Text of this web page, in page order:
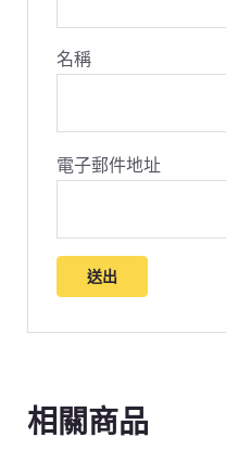
名稱
電子郵件地址
相關商品